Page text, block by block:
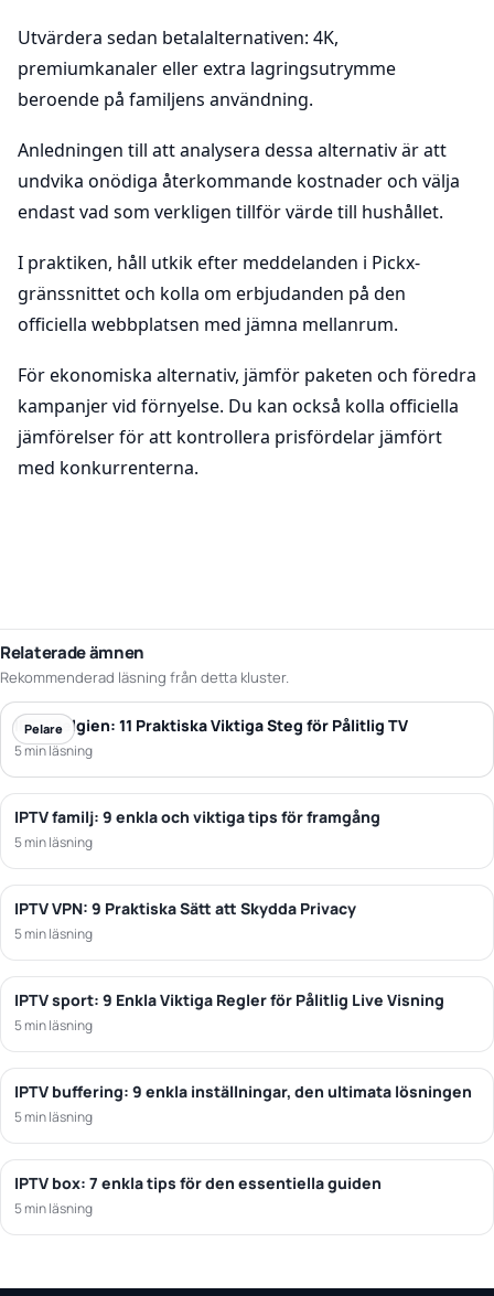
Utvärdera sedan betalalternativen: 4K,
premiumkanaler eller extra lagringsutrymme
beroende på familjens användning.
Anledningen till att analysera dessa alternativ är att
undvika onödiga återkommande kostnader och välja
endast vad som verkligen tillför värde till hushållet.
I praktiken, håll utkik efter meddelanden i Pickx-
gränssnittet och kolla om erbjudanden på den
officiella webbplatsen med jämna mellanrum.
För ekonomiska alternativ, jämför paketen och föredra
kampanjer vid förnyelse. Du kan också kolla officiella
jämförelser för att kontrollera prisfördelar jämfört
med konkurrenterna.
Relaterade ämnen
Rekommenderad läsning från detta kluster.
Pelare
IPTV Belgien: 11 Praktiska Viktiga Steg för Pålitlig TV
5 min läsning
IPTV familj: 9 enkla och viktiga tips för framgång
5 min läsning
IPTV VPN: 9 Praktiska Sätt att Skydda Privacy
5 min läsning
IPTV sport: 9 Enkla Viktiga Regler för Pålitlig Live Visning
5 min läsning
IPTV buffering: 9 enkla inställningar, den ultimata lösningen
5 min läsning
IPTV box: 7 enkla tips för den essentiella guiden
5 min läsning